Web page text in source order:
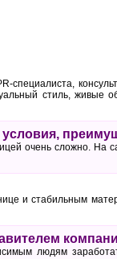
специалиста,
стиль, живые
условия,
очень сложно.
и стабильным
людям